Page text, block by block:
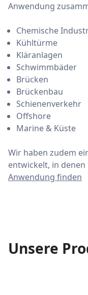
Anwendung
Chemische
Kühltürme
Kläranlagen
Schwimmbäder
Brücken
Brückenbau
Schienenverkehr
Offshore
Marine & Küste
Wir haben zudem
entwickelt, in
Anwendung finden
Unsere